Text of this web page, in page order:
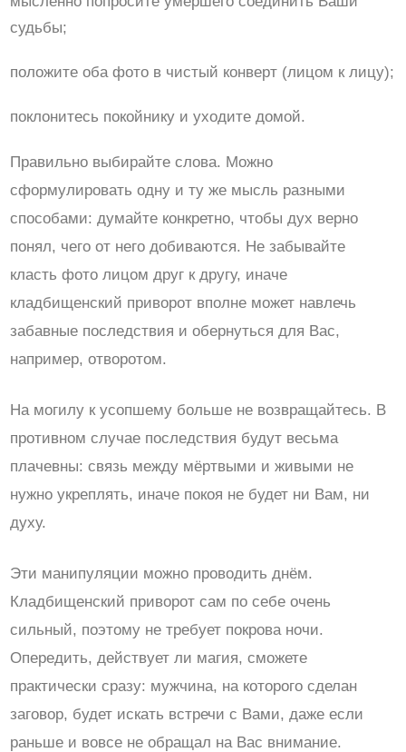
судьбы;
положите оба фото в чистый конверт (лицом к лицу);
поклонитесь покойнику и уходите домой.
Правильно выбирайте слова. Можно
сформулировать одну и ту же мысль разными
способами: думайте конкретно, чтобы дух верно
понял, чего от него добиваются. Не забывайте
класть фото лицом друг к другу, иначе
кладбищенский приворот вполне может навлечь
забавные последствия и обернуться для Вас,
например, отворотом.
На могилу к усопшему больше не возвращайтесь. В
противном случае последствия будут весьма
плачевны: связь между мёртвыми и живыми не
нужно укреплять, иначе покоя не будет ни Вам, ни
духу.
Эти манипуляции можно проводить днём.
Кладбищенский приворот сам по себе очень
сильный, поэтому не требует покрова ночи.
Опередить, действует ли магия, сможете
практически сразу: мужчина, на которого сделан
заговор, будет искать встречи с Вами, даже если
раньше и вовсе не обращал на Вас внимание.